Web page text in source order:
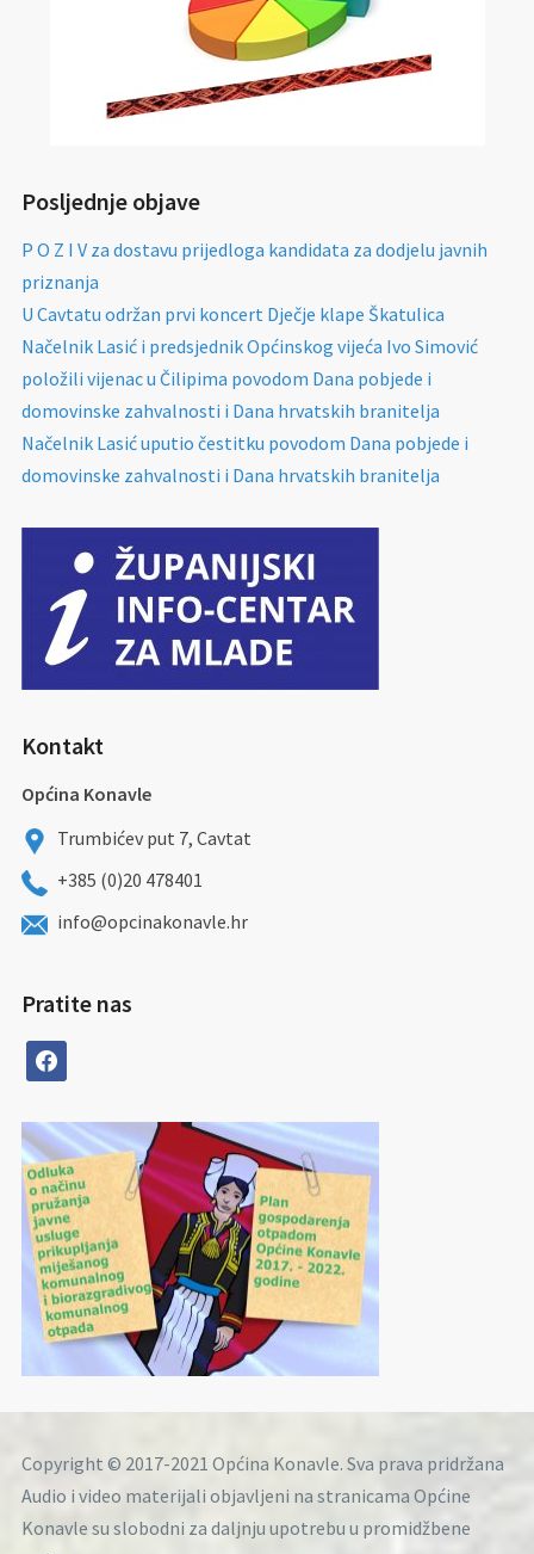
Posljednje objave
P O Z I V za dostavu prijedloga kandidata za dodjelu javnih
priznanja
U Cavtatu održan prvi koncert Dječje klape Škatulica
Načelnik Lasić i predsjednik Općinskog vijeća Ivo Simović
položili vijenac u Čilipima povodom Dana pobjede i
domovinske zahvalnosti i Dana hrvatskih branitelja
Načelnik Lasić uputio čestitku povodom Dana pobjede i
domovinske zahvalnosti i Dana hrvatskih branitelja
Kontakt
Općina Konavle
Trumbićev put 7, Cavtat
+385 (0)20 478401
info@opcinakonavle.hr
Pratite nas
facebook
Copyright © 2017-2021 Općina Konavle. Sva prava pridržana
Audio i video materijali objavljeni na stranicama Općine
Konavle su slobodni za daljnju upotrebu u promidžbene